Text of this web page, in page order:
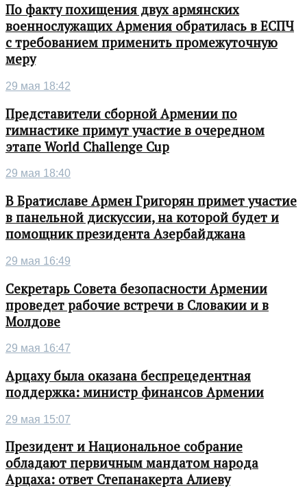
По факту похищения двух армянских
военнослужащих Армения обратилась в ЕСПЧ
с требованием применить промежуточную
меру
29 мая 18:42
Представители сборной Армении по
гимнастике примут участие в очередном
этапе World Challenge Cup
29 мая 18:40
В Братиславе Армен Григорян примет участие
в панельной дискуссии, на которой будет и
помощник президента Азербайджана
29 мая 16:49
Секретарь Совета безопасности Армении
проведет рабочие встречи в Словакии и в
Молдове
29 мая 16:47
Арцаху была оказана беспрецедентная
поддержка: министр финансов Армении
29 мая 15:07
Президент и Национальное собрание
обладают первичным мандатом народа
Арцаха: ответ Степанакерта Алиеву